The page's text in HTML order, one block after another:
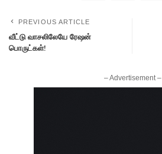
PREVIOUS ARTICLE
வீட்டு வாசலிலேயே ரேஷன்
பொருட்கள்!
– Advertisement –